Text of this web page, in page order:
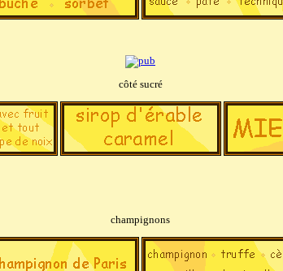
côté sucré
champignons